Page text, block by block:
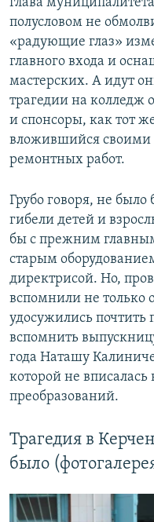
полусловом не
«радующие глаз»
главного входа и
мастерских. А идут
трагедии на колледж
и спонсоры, как тот
вложившийся своими
ремонтных работ.
Грубо говоря, не было
гибели детей и
бы с прежним
старым
директрисой. Но,
вспомнили не только
удосужились
вспомнить
года Наташу
которой не
преобразований.
Трагедия в
было